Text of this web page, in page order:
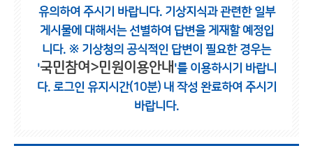
유의하여 주시기 바랍니다. 기상지식과 관련한 일부
게시물에 대해서는 선별하여 답변을 게재할 예정입
니다. ※ 기상청의 공식적인 답변이 필요한 경우는
'국민참여>민원이용안내 '를 이용하시기 바랍니
다. 로그인 유지시간(10분) 내 작성 완료하여 주시기
바랍니다.